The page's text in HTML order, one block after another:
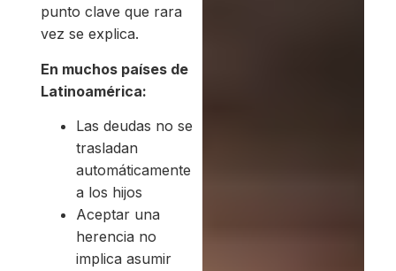
punto clave que rara
vez se explica.
En muchos países de
Latinoamérica:
Las deudas no se
trasladan
automáticamente
a los hijos
Aceptar una
herencia no
implica asumir